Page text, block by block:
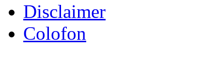
Disclaimer
Colofon